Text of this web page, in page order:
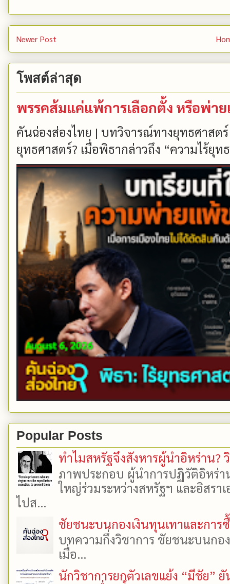
Newer Post
โพสต์ล่าสุด
พรรคส้มแค่แพ้การเลือกตั้ง หรือพ่า
คันฉ่องส่องไทย | บทวิจารณ์ทางยุทธศาสต
ยุทธศาสตร์? เมื่อพิธากล่าวถึง “ความไร้ยุท
Popular Posts
ทำไมสหรัฐจึงสังหารผู้นำอิหร่าน?
ภาพประกอบ ผู้นำการปฏิวัติอิหร่า
ใหญ่ร่วมระหว่างสหรัฐฯ และอิสรา
ไปส...
ชัยชนะบนกองเงินทุนเทาและการ
บทความกึ่งวิชาการ ชัยชนะบนกอ
เมื่อ...
นักวิชาการยกตัวเลขแย้ง “มีชัย”